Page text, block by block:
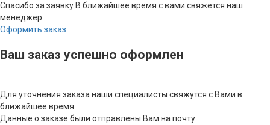
Спасибо за заявку В ближайшее время с вами свяжется наш
менеджер
Оформить заказ
Ваш заказ успешно оформлен
Для уточнения заказа наши специалисты свяжутся с Вами в
ближайшее время.
Данные о заказе были отправлены Вам на почту.